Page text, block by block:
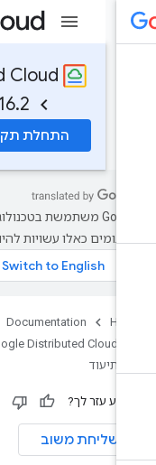
Cloud
1.16.2 (Latest)
התחלת תקופת
כאלו עשויות להיות
Documentation
Google Distributed Cloud
תיעוד
עזר לך?
שליחת משוב